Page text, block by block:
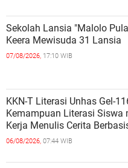
Sekolah Lansia "Malolo
Keera Mewisuda 31 Lansia
07/08/2026, 17:10 WIB
KKN-T Literasi Unhas Gel-
Kemampuan Literasi Siswa
Kerja Menulis Cerita
06/08/2026, 07:44 WIB